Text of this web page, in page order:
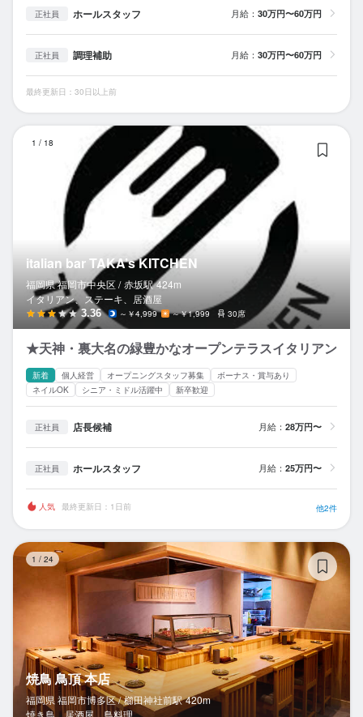
正社員 ホールスタッフ 月給： 30万円〜60万円
正社員 調理補助 月給： 30万円〜60万円
最終更新日：30日以上前
1 / 18
italian bar TAKA’s KITCHEN
福岡県 福岡市中央区 / 赤坂駅 424m
イタリアン、ステーキ、居酒屋
3.36 ～￥4,999 ～￥1,999 30席
★天神・裏大名の緑豊かなオープンテラスイタリアン
新着 個人経営 オープニングスタッフ募集
ボーナス・賞与あり
ネイルOK
シニア・ミドル活躍中 新卒歓迎
正社員 店長候補 月給： 28万円〜
正社員 ホールスタッフ 月給： 25万円〜
人気 最終更新日：1日前 他2件
1 / 24
焼鳥 鳥頂 本店
福岡県 福岡市博多区 / 櫛田神社前駅 420m